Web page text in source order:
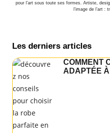
pour l’art sous toute ses formes. Artiste,
l’image de l’art :
Les derniers articles
COMMENT
ADAPTÉE